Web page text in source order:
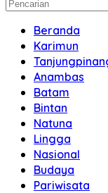
Beranda
Karimun
Anambas
Batam
Bintan
Natuna
Lingga
Nasional
Budaya
Pariwisata